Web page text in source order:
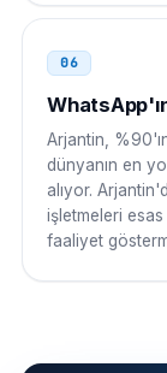
06
Arjantin,
dünyanın en
alıyor.
işletmeleri esas
faaliyet